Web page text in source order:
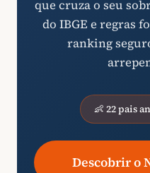
que cruza o seu
do IBGE e regras
ranking
👶 22 pais
Descobrir o